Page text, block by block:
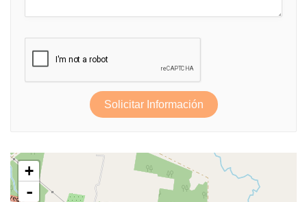
Solicitar Información
+
-